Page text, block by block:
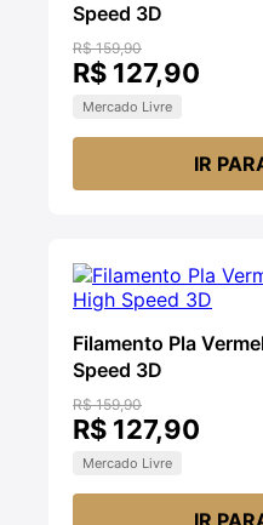
Speed 3D
R$ 159,90
R$ 127,90
Mercado Livre
IR
Filamento Pla
Speed 3D
R$ 159,90
R$ 127,90
Mercado Livre
IR